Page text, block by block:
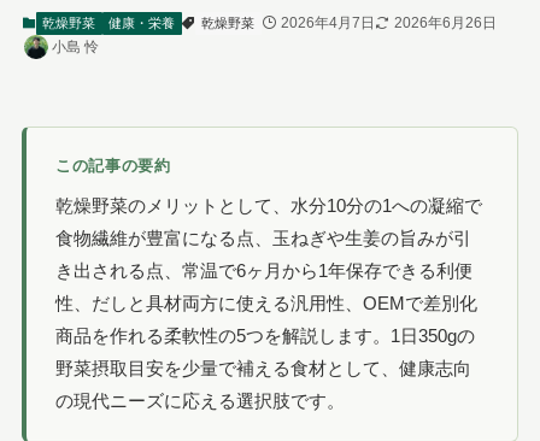
乾燥野菜 健康・栄養 乾燥野菜 2026年4月7日
2026年6月26日
小島 怜
この記事の要約
乾燥野菜のメリットとして、水分10分の1への凝縮で
食物繊維が豊富になる点、玉ねぎや生姜の旨みが引
き出される点、常温で6ヶ月から1年保存できる利便
性、だしと具材両方に使える汎用性、OEMで差別化
商品を作れる柔軟性の5つを解説します。1日350gの
野菜摂取目安を少量で補える食材として、健康志向
の現代ニーズに応える選択肢です。